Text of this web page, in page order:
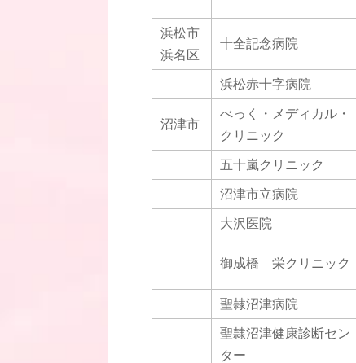
浜松市
浜名区
十全記念病院
浜松赤十字病院
沼津市
べっく・メディカル・
クリニック
五十嵐クリニック
沼津市立病院
大沢医院
御成橋 栄クリニック
聖隷沼津病院
聖隷沼津健康診断セン
ター